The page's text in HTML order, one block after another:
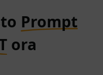
Prompt
ora